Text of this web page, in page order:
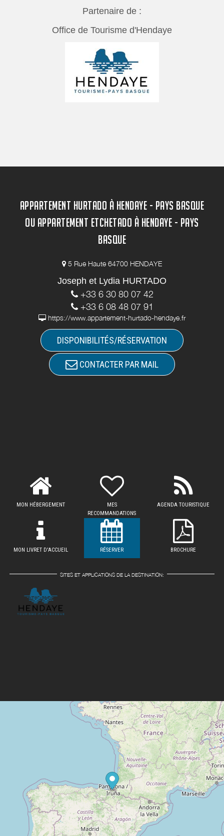
Partenaire de :
Office de Tourisme d'Hendaye
APPARTEMENT HURTADO À HENDAYE - PAYS BASQUE
OU APPARTEMENT ETCHETADO À HENDAYE - PAYS
BASQUE
5 Rue Haute 64700 HENDAYE
Joseph et Lydia HURTADO
+33 6 30 80 07 42
+33 6 08 48 07 91
https://www.appartement-hurtado-hendaye.fr
DISPONIBILITÉS/RÉSERVATION
CONTACTER PAR MAIL
MON HÉBERGEMENT
MES
RECOMMANDATIONS
AGENDA TOURISTIQUE
MON LIVRET D'ACCUEIL RÉSERVER BROCHURE
SITES ET APPLICATIONS DE LA DESTINATION: